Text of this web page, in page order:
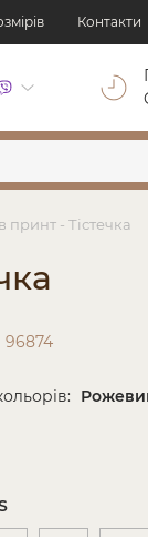
Контакти
- Тістечка
96874